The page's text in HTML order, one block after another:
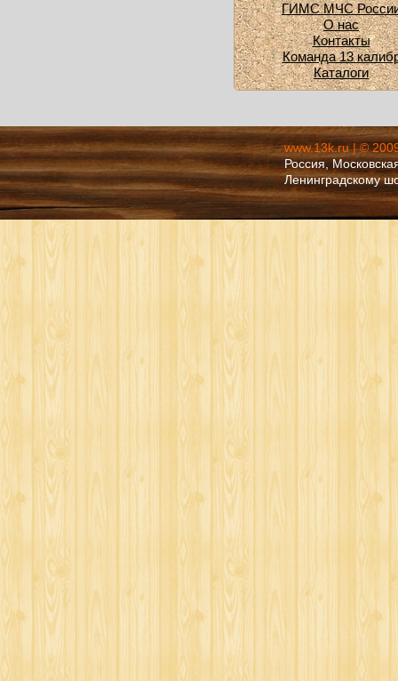
ГИМС МЧС
О нас
Контакты
Команда 13
Каталоги
www.13k.ru | ©
Россия,
Ленинградскому